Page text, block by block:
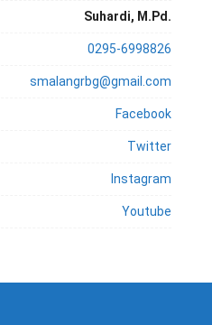
Suhardi, M.Pd.
0295-6998826
smalangrbg@gmail.com
Facebook
Twitter
Instagram
Youtube